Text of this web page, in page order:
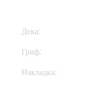
Дека:
Гриф:
Накладка: